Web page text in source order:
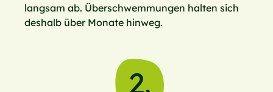
langsam ab. Überschwemmungen halten sich
deshalb über Monate hinweg.
2.